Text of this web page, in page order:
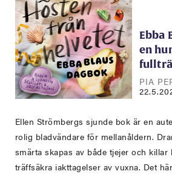
Ebba
en
PIA
Ellen Strömbergs sjunde bok är en
rolig bladvändare för mellanåldern.
smärta skapas av både tjejer och killar
träffsäkra iakttagelser av vuxna. Det